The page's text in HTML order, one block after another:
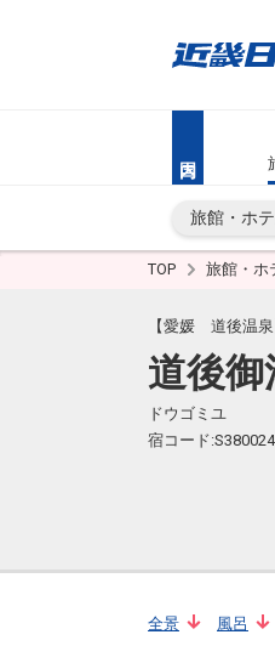
旅館・ホ
TOP 旅館・ホ
【愛媛 道後温泉
道後御
ドウゴミユ
宿コード:S380024
全景 風呂